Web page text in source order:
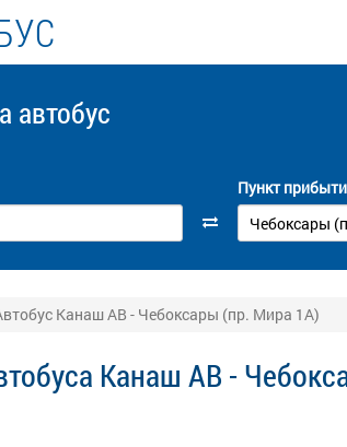
автобус
Пункт
Канаш АВ - Чебоксары (пр. Мира 1А)
Канаш АВ -